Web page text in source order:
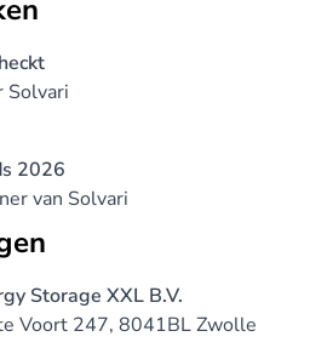
Solvari
2026
van Solvari
Storage XXL B.V.
Voort 247, 8041BL Zwolle